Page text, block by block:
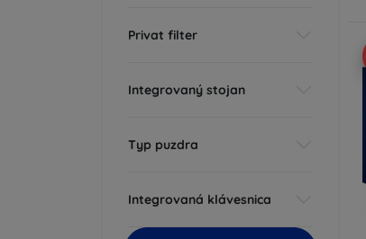
Privat filter
Integrovaný stojan
Typ puzdra
Integrovaná klávesnica